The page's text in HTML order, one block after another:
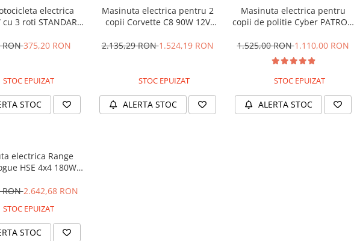
electrica
cu 3 roti STANDARD
RON375,20 RON
STOC EPUIZAT
STOC
Masinuta electrica pentru 2
copii Corvette C8 90W 12V
2.135,29 RON1.524,19 RON
STOC EPUIZAT
ALERTA STOC
Masinuta electrica pentru
copii de politie Cyber PATROL,
90W, 12V, Black & White
1.525,00 RON1.110,00 RON
STOC EPUIZAT
ALERTA STOC
electrica Range
HSE 4x4 180W
RON2.642,68 RON
STOC EPUIZAT
STOC